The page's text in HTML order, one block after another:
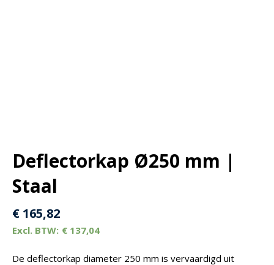
Deflectorkap Ø250 mm |
Staal
€ 165,82
€ 137,04
De deflectorkap diameter 250 mm is vervaardigd uit